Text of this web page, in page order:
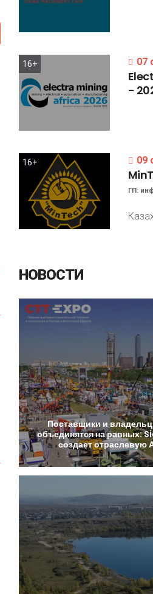
16+ 07
-
16+ 09
ГП:
НОВОСТИ
Поставщики и
объединятсянаравных:
создаетотраслевую